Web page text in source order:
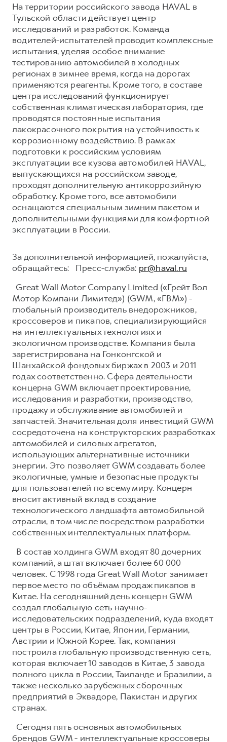
На территории российского завода HAVAL в
Тульской области действует центр
исследований и разработок. Команда
водителей-испытателей проводит комплексные
испытания, уделяя особое внимание
тестированию автомобилей в холодных
регионах в зимнее время, когда на дорогах
применяются реагенты. Кроме того, в составе
центра исследований функционирует
собственная климатическая лаборатория, где
проводятся постоянные испытания
лакокрасочного покрытия на устойчивость к
коррозионному воздействию. В рамках
подготовки к российским условиям
эксплуатации все кузова автомобилей HAVAL,
выпускающихся на российском заводе,
проходят дополнительную антикоррозийную
обработку. Кроме того, все автомобили
оснащаются специальным зимним пакетом и
дополнительными функциями для комфортной
эксплуатации в России.
За дополнительной информацией, пожалуйста,
обращайтесь: Пресс-служба: pr@haval.ru
Great Wall Motor Company Limited («Грейт Вол
Мотор Компани Лимитед») (GWM, «ГВМ») -
глобальный производитель внедорожников,
кроссоверов и пикапов, специализирующийся
на интеллектуальных технологиях и
экологичном производстве. Компания была
зарегистрирована на Гонконгской и
Шанхайской фондовых биржах в 2003 и 2011
годах соответственно. Сфера деятельности
концерна GWM включает проектирование,
исследования и разработки, производство,
продажу и обслуживание автомобилей и
запчастей. Значительная доля инвестиций GWM
сосредоточена на конструкторских разработках
автомобилей и силовых агрегатов,
использующих альтернативные источники
энергии. Это позволяет GWM создавать более
экологичные, умные и безопасные продукты
для пользователей по всему миру. Концерн
вносит активный вклад в создание
технологического ландшафта автомобильной
отрасли, в том числе посредством разработки
собственных интеллектуальных платформ.
В состав холдинга GWM входят 80 дочерних
компаний, а штат включает более 60 000
человек. С 1998 года Great Wall Motor занимает
первое место по объёмам продаж пикапов в
Китае. На сегодняшний день концерн GWM
создал глобальную сеть научно-
исследовательских подразделений, куда входят
центры в России, Китае, Японии, Германии,
Австрии и Южной Корее. Так, компания
построила глобальную производственную сеть,
которая включает 10 заводов в Китае, 3 завода
полного цикла в России, Таиланде и Бразилии, а
также несколько зарубежных сборочных
предприятий в Эквадоре, Пакистан и других
странах.
Сегодня пять основных автомобильных
брендов GWM - интеллектуальные кроссоверы